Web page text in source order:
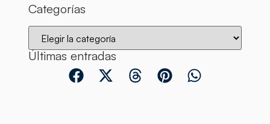
Categorías
Últimas entradas